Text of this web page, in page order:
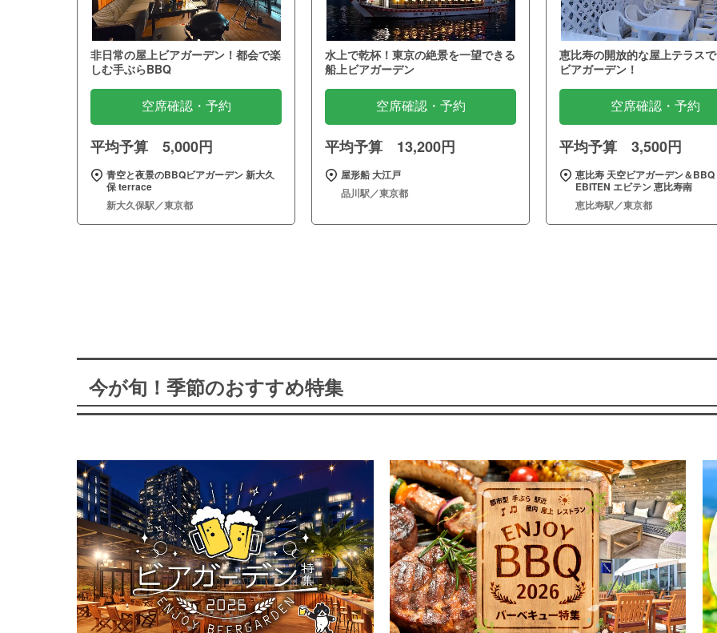
非日常の屋上ビアガーデン！都会で楽
しむ手ぶらBBQ
空席確認・予約
平均予算 5,000円
青空と夜景のBBQビアガーデン 新大久
保 terrace
新大久保駅／東京都
水上で乾杯！東京の絶景を一望できる
船上ビアガーデン
空席確認・予約
平均予算 13,200円
屋形船 大江戸
品川駅／東京都
恵比寿の開放的な屋上テラス
ビアガーデン！
空席確認・予約
平均予算 3,500円
恵比寿 天空ビアガーデン＆BBQ
EBITEN エビテン 恵比寿南
恵比寿駅／東京都
今が旬！季節のおすすめ特集